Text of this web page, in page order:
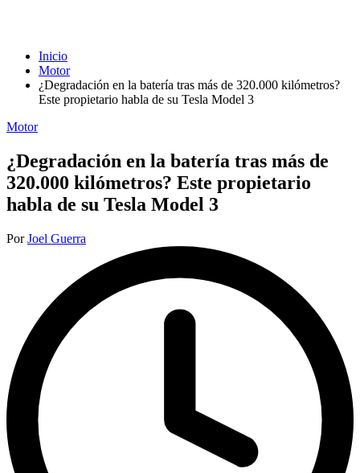
Inicio
Motor
¿Degradación en la batería tras más de 320.000 kilómetros?
Este propietario habla de su Tesla Model 3
Publicada
Motor
¿Degradación en la batería tras más de
320.000 kilómetros? Este propietario
habla de su Tesla Model 3
Publicado
PorJoel Guerra